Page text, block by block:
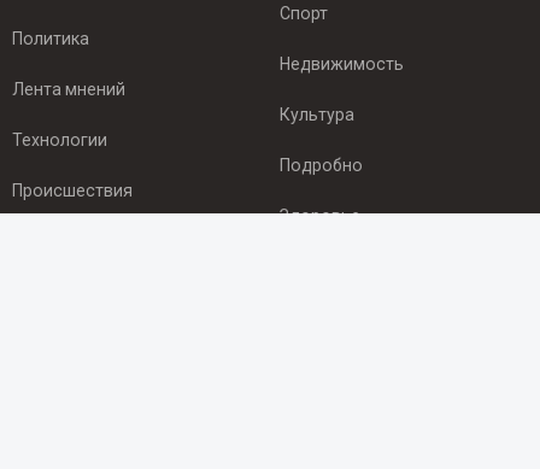
Политика
Лента мнений
Технологии
Происшествия
Спорт
Недвижимость
Культура
Подробно
Здоровье